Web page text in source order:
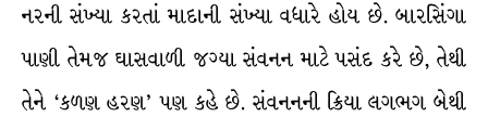
નરની સંખ્યા કરતાં માદાની સંખ્યા વધારે હોય છે. બારસિંગા
પાણી તેમજ ઘાસવાળી જગ્યા સંવનન માટે પસંદ કરે છે, તેથી
તેને ‘કળણ હરણ’ પણ કહે છે. સંવનનની ક્રિયા લગભગ બેથી